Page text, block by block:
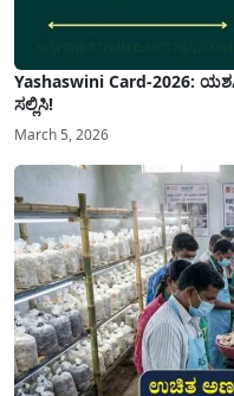
Yashaswini Card-2026:
ಸಲ್ಲಿಸಿ!
March 5, 2026